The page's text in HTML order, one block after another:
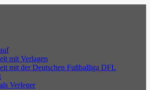
mit Verlagen
mit der Deutschen Fußballiga DFL
Verleger